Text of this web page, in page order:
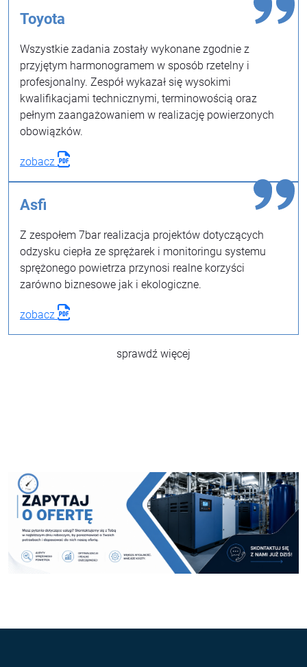
Toyota
Wszystkie zadania zostały wykonane zgodnie z
przyjętym harmonogramem w sposób rzetelny i
profesjonalny. Zespół wykazał się wysokimi
kwalifikacjami technicznymi, terminowością oraz
pełnym zaangażowaniem w realizację powierzonych
obowiązków.
zobacz
Asfi
Z zespołem 7bar realizacja projektów dotyczących
odzysku ciepła ze sprężarek i monitoringu systemu
sprężonego powietrza przynosi realne korzyści
zarówno biznesowe jak i ekologiczne.
zobacz
sprawdź więcej